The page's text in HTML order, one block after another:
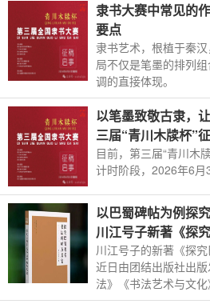
隶书大赛中常见的
要点
隶书艺术，根植于秦
局不仅是笔墨的排列
调的直接体现。
以笔墨致敬古隶，
三届“青川木牍杯”
目前，第三届“青川木
计时阶段，2026年6月
以巴蜀碑帖为例探究书
川江号子新著《探
川江号子的新著《探
近日由团结出版社出
法》《书法艺术与文化